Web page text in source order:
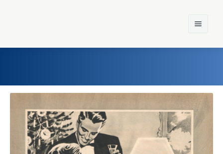
Home
Einst und Heute
Marken